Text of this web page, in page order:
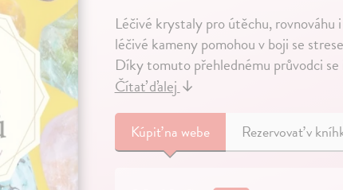
Léčivé krystaly pro útěchu, rovnováhu
léčivé kameny pomohou v boji se
Díky tomuto přehlednému průvodci
Čítať ďalej↓
Kúpiťna webe Rezervovať v